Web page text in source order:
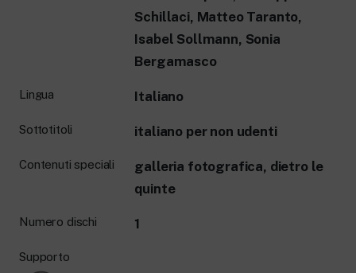
Schillaci, Matteo Taranto,
Isabel Sollmann, Sonia
Bergamasco
Lingua Italiano
Sottotitoli italiano per non udenti
Contenuti speciali
galleria fotografica, dietro le
quinte
Numero dischi 1
Supporto